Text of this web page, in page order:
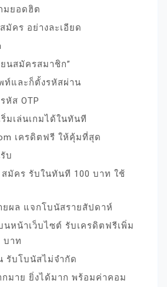
มยอดฮิต
คร อย่างละเอียด
นสมัครสมาชิก”
ท์และก็ตั้งรหัสผ่าน
หัส OTP
มเล่นเกมได้ในทันที
เครดิตฟรี ให้คุ้มที่สุด
บ
สมัคร รับในทันที 100 บาท ใช้
ยผล แจกโบนัสรายสัปดาห์
นหน้าเว็บไซต์ รับเครดิตฟรีเพิ่ม
บาท
รับโบนัสไม่จำกัด
กมาย ยิ่งได้มาก พร้อมค่าคอม